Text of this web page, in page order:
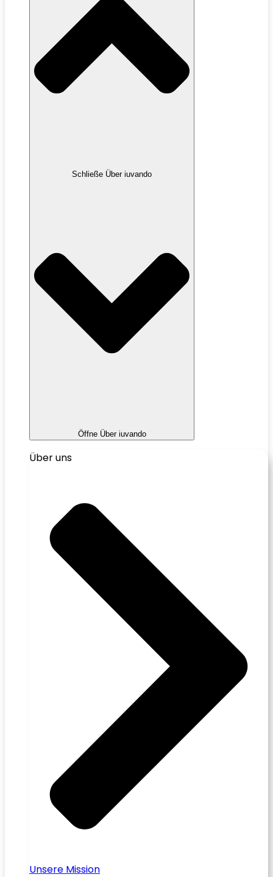
Schließe Über iuvando
Öffne Über iuvando
Über uns
Unsere Mission